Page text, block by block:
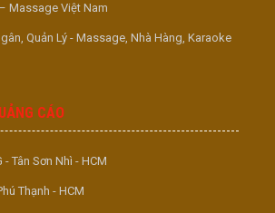
Massage Việt Nam
Quản Lý - Massage, Nhà Hàng, Karaoke
CÁO
Tân Sơn Nhì - HCM
Thạnh - HCM